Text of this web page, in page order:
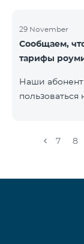
29 November
Сообщаем,
тарифы
Наши
одной
минуты
Стоимость
системы
абонентов,
7 8